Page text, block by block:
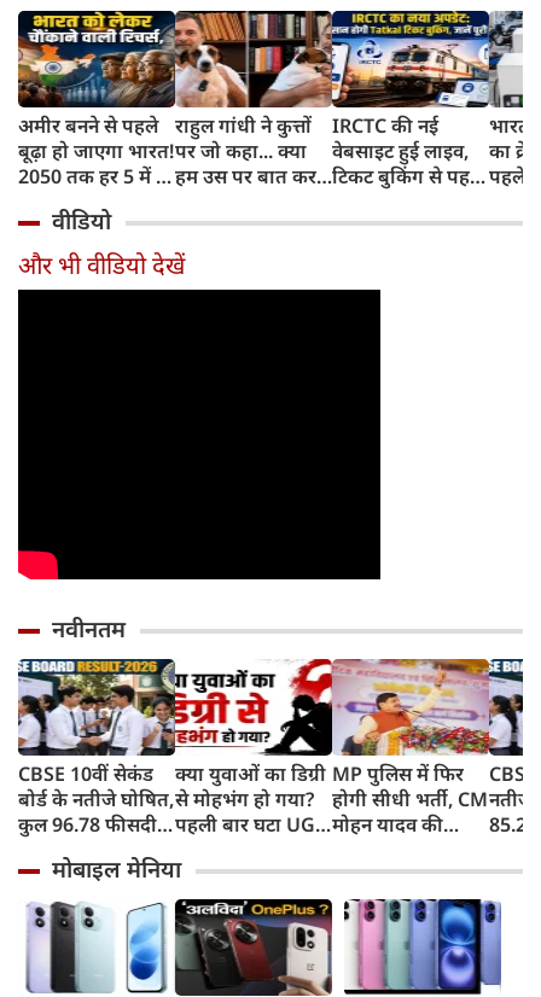
अमीर बनने से पहले
बूढ़ा हो जाएगा भारत!
2050 तक हर 5 में 1
साल से ज्यादा उम्र का
राहुल गांधी ने कुत्तों
पर जो कहा... क्या
हम उस पर बात कर
IRCTC की नई
वेबसाइट हुई लाइव,
टिकट बुकिंग से पहले
काम, जानें पूरा
भारत
का
पहले
और
वीडियो
और भी वीडियो देखें
नवीनतम
CBSE 10वीं सेकंड
बोर्ड के नतीजे घोषित,
कुल 96.78 फीसदी
चेक करें अपनी
मार्कशीट
क्या युवाओं का डिग्री
से मोहभंग हो गया?
पहली बार घटा UG
हैरान कर देगी वजह!
MP पुलिस में फिर
होगी सीधी भर्ती, CM
मोहन यादव की
सौगात
नतीजे
मारी
मोबाइल मेनिया